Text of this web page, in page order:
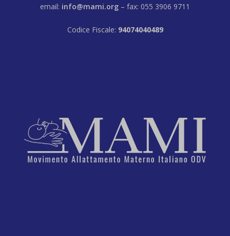
email: info@mami.org – fax: 055 3906 9711
Codice Fiscale: 94074040489